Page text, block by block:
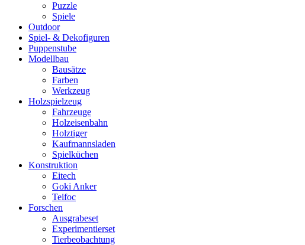
Puzzle
Spiele
Outdoor
Spiel- & Dekofiguren
Puppenstube
Modellbau
Bausätze
Farben
Werkzeug
Holzspielzeug
Fahrzeuge
Holzeisenbahn
Holztiger
Kaufmannsladen
Spielküchen
Konstruktion
Eitech
Goki Anker
Teifoc
Forschen
Ausgrabeset
Experimentierset
Tierbeobachtung